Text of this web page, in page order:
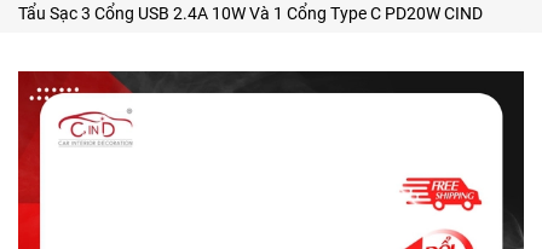
Tẩu Sạc 3 Cổng USB 2.4A 10W Và 1 Cổng Type C PD20W CIND